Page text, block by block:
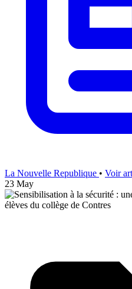
La Nouvelle Republique • Voir
23 May